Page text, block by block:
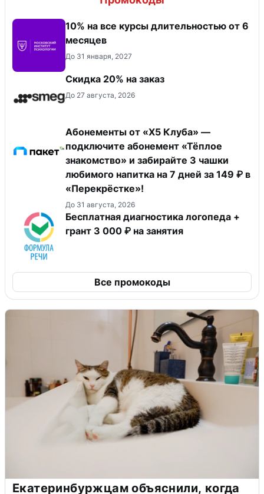
10% на все курсы длительностью от 6
месяцев
До 31 января, 2027
Скидка 20% на заказ
До 27 августа, 2026
Абонементы от «Х5 Клуба» —
подключите абонемент «Тёплое
знакомство» и забирайте 3 чашки
любимого напитка на 7 дней за 149 ₽ в
«Перекрёстке»!
До 31 августа, 2026
Бесплатная диагностика логопеда +
грант 3 000 ₽ на занятия
Все промокоды
Екатеринбуржцам объяснили, когда